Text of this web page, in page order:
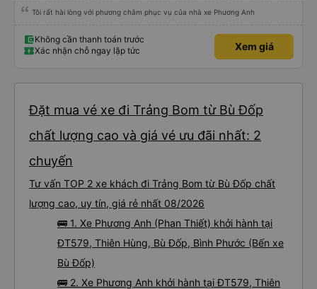
Tôi rất hài lòng với phương châm phục vụ của nhà xe Phương Anh
Không cần thanh toán trước
Xác nhận chỗ ngay lập tức
Xem giá
Đặt mua vé xe đi Trảng Bom từ Bù Đốp
chất lượng cao và giá vé ưu đãi nhất: 2
chuyến
Tư vấn TOP 2 xe khách đi Trảng Bom từ Bù Đốp chất
lượng cao, uy tín, giá rẻ nhất 08/2026
🚌 1. Xe Phương Anh (Phan Thiết) khởi hành tại
ĐT579, Thiên Hùng, Bù Đốp, Bình Phước (Bến xe
Bù Đốp)
🚌 2. Xe Phương Anh khởi hành tại ĐT579, Thiên